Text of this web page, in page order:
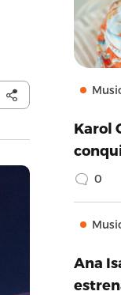
Karol
0
Ana